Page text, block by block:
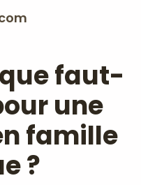
faut-
une
famille
?